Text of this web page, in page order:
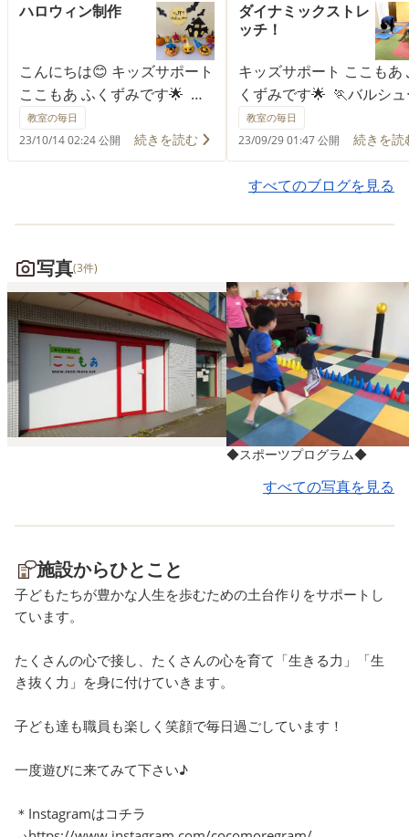
ハロウィン制作
こんにちは😊 キッズサポート
ここもあ ふくずみです🌟 水
曜日のアートの時間に今月末
のハロウィンに向けて ジャッ
ク・オー・ランタンを作りま
ましたよ✄ 出来上がりに大満
足のここもあキッズです✨ 無
料体験も随時受け付けており
ます😊 お気軽にお問い合わせ
下さい🌈 #ここもあ #ふくず
童デイサービス #運動療育 #
個別療育 #知育 #児童発達支
コアキッズ体操 #キッズ体操
ジャック・オー・ランタン #
プン 🎀 🌟ここもあふくずみ
🌟 新店舗オープンにつき ス
タッフ・児童を募集中です❗️
でも 大歓迎です❗️ お気軽にお
問い合わせ下さい✨
教室の毎日
23/10/14 02:24 公開 続きを読む
ダイナミックストレ
ッチ！
キッズサポート ここもあ
くずみです🌟 🏃バルシ
レ🏃 お友達が作った横並
コースと色と形、同じコ
を素早く作るゲームでし
🤸‍♂体操・ダイナミックス
いながらカウント終了ま
ナミックストレッチでは
を保ちながら動きを加え
きます❗ 難しいストレッ
もチャレンジするここも
ッズでした😆 無料体験
時受け付けております😊
軽にお問い合わせ下さい
ここもあ #ふくずみ #キッズ
サポート #札幌児童デイサー
ビス #運動療育 #個別療育 #
等デイサービス #コアキッズ
平区 #清田区 #白石区 #バル
🎀 #新店舗オープン 🎀
を募集中です❗️ 未経験の
教室の毎日
23/09/29 01:47 公開 続きを読
すべてのブログを見る
写真(3件)
◆スポーツプログラム◆
すべての写真を見る
施設からひとこと
子どもたちが豊かな人生を歩むための土台作りをサポートし
ています。
たくさんの心で接し、たくさんの心を育て「生きる力」「生
き抜く力」を身に付けていきます。
子ども達も職員も楽しく笑顔で毎日過ごしています！
一度遊びに来てみて下さい♪
＊Instagramはコチラ